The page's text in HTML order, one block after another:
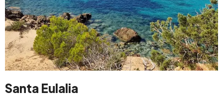
Santa Eulalia